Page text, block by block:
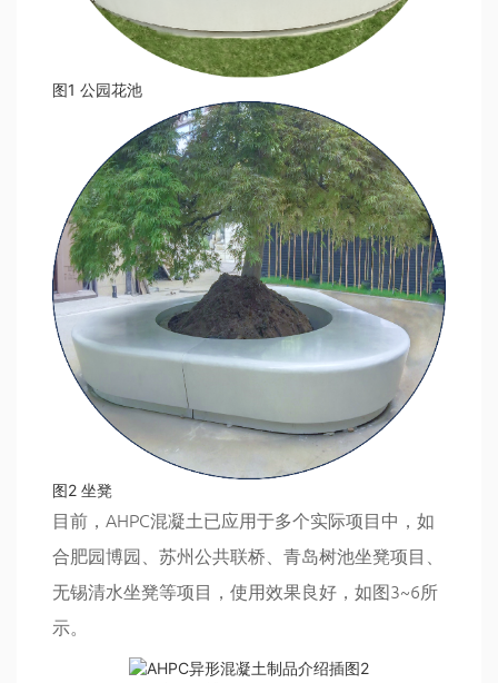
图1 公园花池
图2 坐凳
目前，AHPC混凝土已应用于多个实际项目中，如
合肥园博园、苏州公共联桥、青岛树池坐凳项目、
无锡清水坐凳等项目，使用效果良好，如图3~6所
示。